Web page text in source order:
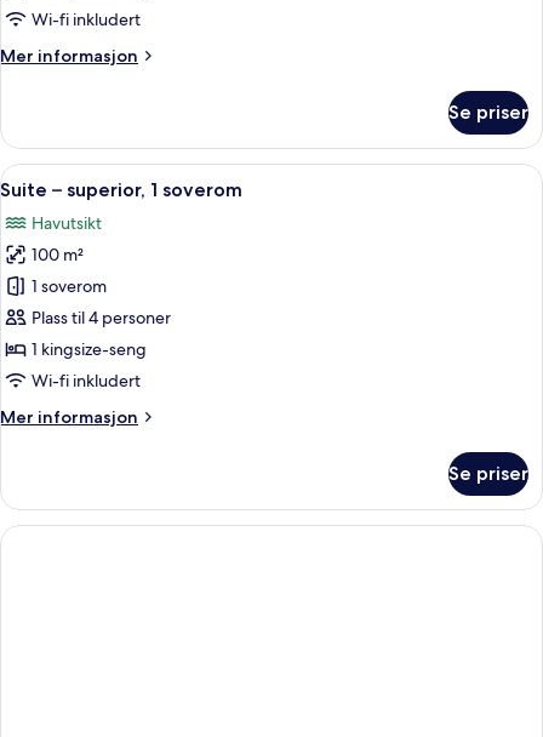
Wi-fi inkludert
Mer informasjon
Mer
2
soverom
Se priser
Åpne
alle
bildene
av
Suite
–
superior,
1
14
Suite – superior, 1 soverom
Havutsikt
100 m²
1 soverom
Plass til 4 personer
1 kingsize-seng
Wi-fi inkludert
Mer informasjon
Mer
–
superior,
1
Se priser